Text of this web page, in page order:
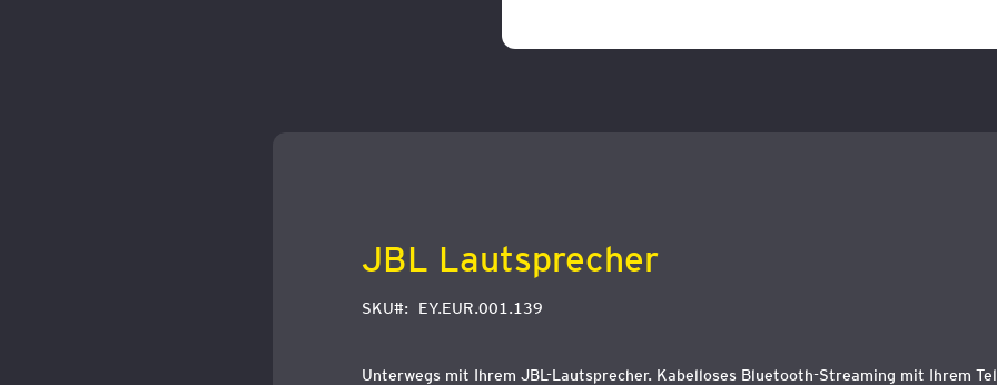
JBL Lautsprecher
SKU EY.EUR.001.139
Unterwegs mit Ihrem JBL-Lautsprecher. Kabelloses Bluetooth-Streaming mit Ihrem